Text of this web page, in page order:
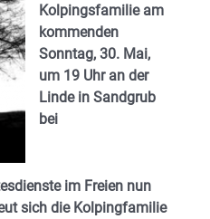
Kolpingsfamilie am
kommenden
Sonntag, 30. Mai,
um 19 Uhr an der
Linde in Sandgrub
bei
im Freien nun
sich die Kolpingfamilie